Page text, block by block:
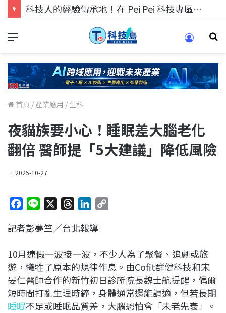
科技人的經驗傳承地！在 Pei Pei 科技專區，與學弟妹交流最硬核的技術
首頁 / 產業應用 / 生科
夜貓族要小心！睡眠差大腦老化
翻倍 醫師提「5大建議」降低風險
2025-10-27
c
b
o
o
k
n
r
a
d
s
n
e
d
I
n
L
i
n
k
記者彭夢竺／台北報導
10月連假一波接一波，不少人為了聚餐、追劇或旅
遊，犧牲了原本的規律作息。由Cofit群健科技和宋
晏仁醫師合作的新竹初日診所院長魏士航提醒，偶爾
短時間打亂生理時鐘，身體通常還能調適，但若長期
睡眠不足或睡眠品質差，大腦恐怕會「未老先衰」。